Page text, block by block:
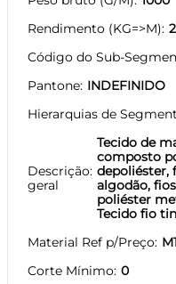
Rendimento (KG=>M)
Código do Sub-
Pantone INDEFINIDO
Hierarquias de
Descrição
geral
Tecido de
composto
depoliéster,
algodão,
poliéster
Tecido fio
Material Ref p/Preço
Corte Mínimo 0